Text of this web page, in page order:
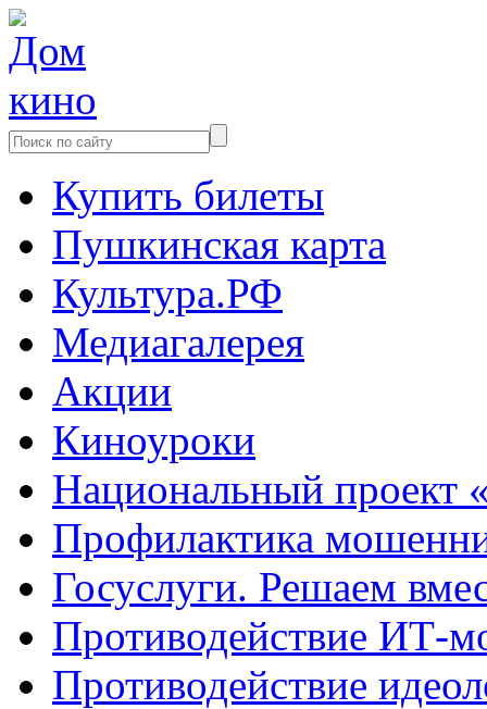
Купить билеты
Пушкинская карта
Культура.РФ
Медиагалерея
Акции
Киноуроки
Национальный проект
Профилактика
Госуслуги. Решаем
Противодействие ИТ-
Противодействие